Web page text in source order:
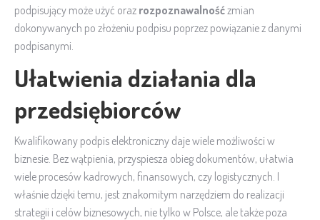
podpisujący może użyć oraz rozpoznawalnośćzmian
dokonywanych po złożeniu podpisu poprzez powiązanie z danymi
podpisanymi.
Ułatwienia działania dla
przedsiębiorców
Kwalifikowany podpis elektroniczny daje wiele możliwości w
biznesie. Bez wątpienia, przyspiesza obieg dokumentów, ułatwia
wiele procesów kadrowych, finansowych, czy logistycznych. I
właśnie dzięki temu, jest znakomitym narzędziem do realizacji
strategii i celów biznesowych, nie tylko w Polsce, ale także poza